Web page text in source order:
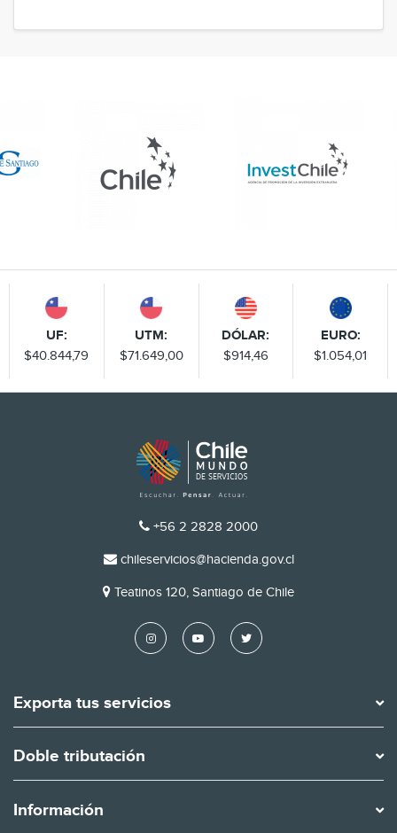
UF:
$40.844,79
UTM:
$71.649,00
DÓLAR:
$914,46
EURO:
$1.054,01
TELÉFONO
+56 2 2828 2000
EMAIL
chileservicios@hacienda.gov.cl
DIRECCIÓN
Teatinos 120, Santiago de Chile
Exporta tus servicios
Doble tributación
Información